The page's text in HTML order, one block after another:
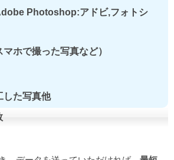
Photoshop:アドビ,フォトシ
ホで撮った写真など）
した写真他